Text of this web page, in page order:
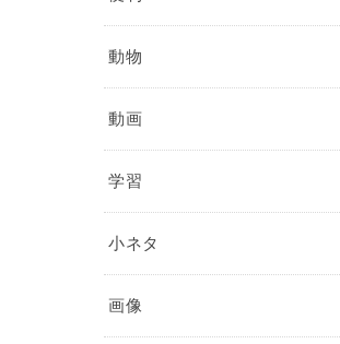
動物
動画
学習
小ネタ
画像